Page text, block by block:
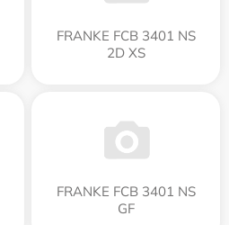
FRANKE FCB 3401 NS
2D XS
FRANKE FCB 3401 NS
GF